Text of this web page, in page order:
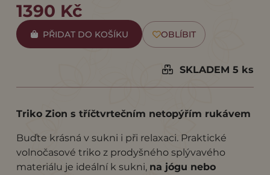
1390 Kč
PŘIDAT DO KOŠÍKU OBLÍBIT
SKLADEM 5 ks
Triko Zion s tříčtvrtečním netopýřím rukávem
Buďte krásná v sukni i při relaxaci. Praktické
volnočasové triko z prodyšného splývavého
materiálu je ideální k sukni, na jógu nebo